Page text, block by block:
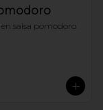
salsa pomodoro